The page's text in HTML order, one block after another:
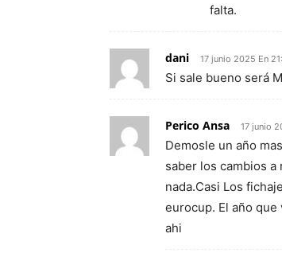
falta.
dani 17 junio 2025 En
Si sale bueno será
Perico Ansa 17 junio
Demosle un año
saber los cambios a
nada.Casi Los
eurocup. El año que
ahi